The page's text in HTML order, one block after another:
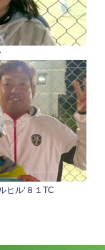
ル‘８１TC